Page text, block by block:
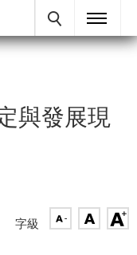
與發展現
字級